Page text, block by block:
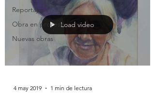
Reportajes
Obra en proceso
Nuevas obras
Load video
4 may 2019 1 min de lectura